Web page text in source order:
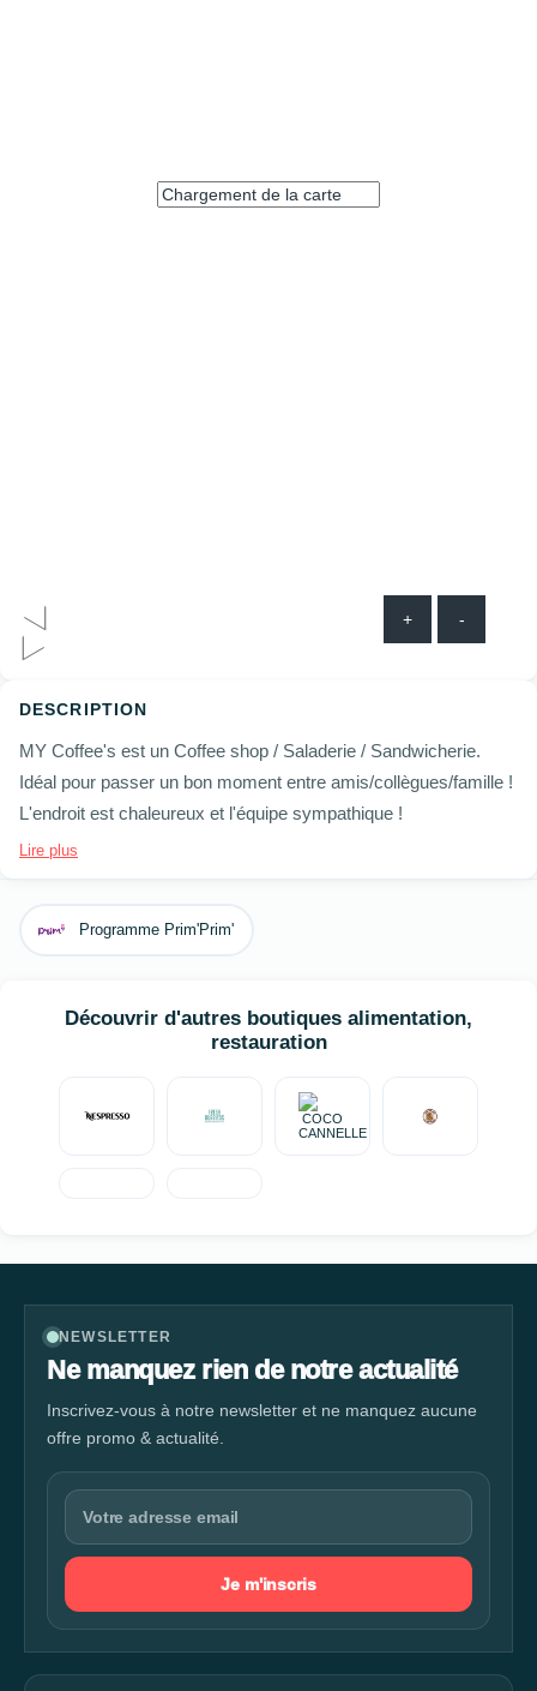
+ -
DESCRIPTION
MY Coffee's est un Coffee shop / Saladerie / Sandwicherie.
Idéal pour passer un bon moment entre amis/collègues/famille !
L'endroit est chaleureux et l'équipe sympathique !
Lire plus
Programme Prim'Prim'
Découvrir d'autres boutiques alimentation,
restauration
NEWSLETTER
Ne manquez rien de notre actualité
Inscrivez-vous à notre newsletter et ne manquez aucune
offre promo & actualité.
Je m'inscris